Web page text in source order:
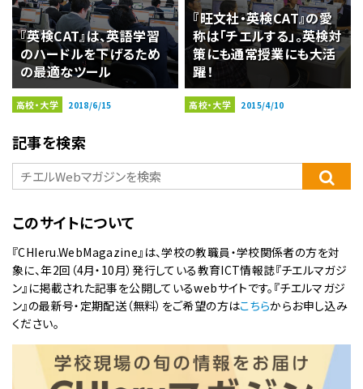
『英検CAT』は、英語学習
のハードルを下げるため
の最適なツール
高校・大学 2018/6/15
『旺文社・英検CAT』の愛
称は「チエルする」。英検対
策にも通常授業にも大活
躍！
高校・大学 2015/4/10
記事を検索
このサイトについて
『CHIeru.WebMagazine』は、学校の教職員・学校関係者の方を対
象に、年2回（4月・10月）発行している教育ICT情報誌『チエルマガジ
ン』に掲載された記事を公開しているwebサイトです。『チエルマガジ
ン』の最新号・定期配送（無料）をご希望の方はこちらからお申し込み
ください。